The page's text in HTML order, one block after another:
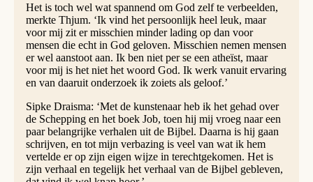
Het is toch wel wat spannend om God zelf te verbeelden,
merkte Thjum. ‘Ik vind het persoonlijk heel leuk, maar
voor mij zit er misschien minder lading op dan voor
mensen die echt in God geloven. Misschien nemen mensen
er wel aanstoot aan. Ik ben niet per se een atheïst, maar
voor mij is het niet het woord God. Ik werk vanuit ervaring
en van daaruit onderzoek ik zoiets als geloof.’
Sipke Draisma: ‘Met de kunstenaar heb ik het gehad over
de Schepping en het boek Job, toen hij mij vroeg naar een
paar belangrijke verhalen uit de Bijbel. Daarna is hij gaan
schrijven, en tot mijn verbazing is veel van wat ik hem
vertelde er op zijn eigen wijze in terechtgekomen. Het is
zijn verhaal en tegelijk het verhaal van de Bijbel gebleven,